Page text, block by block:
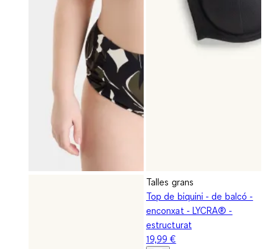
Talles grans
Top de biquini - de balcó -
enconxat - LYCRA® -
estructurat
19,99 €